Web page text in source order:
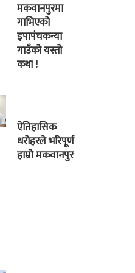
मकवानपुरमा
गाभिएको
इपापंचकन्या
गाउँको यस्तो
कथा !
ऐतिहासिक
धरोहरले भरिपूर्ण
हाम्रो मकवानपुर